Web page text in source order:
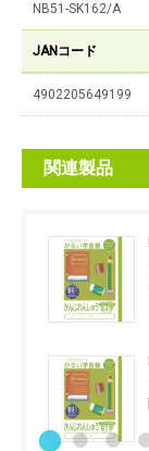
NB51-SK162/A
JANコード
4902205649199
関連製品